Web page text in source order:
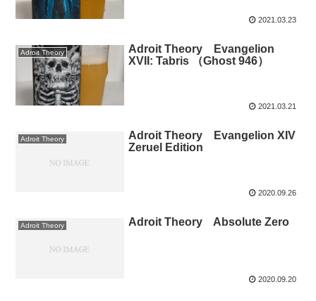
2021.03.23
Adroit Theory
Adroit Theory Evangelion
XVII: Tabris （Ghost 946）
2021.03.21
Adroit Theory
Adroit Theory Evangelion XIV
Zeruel Edition
2020.09.26
Adroit Theory Adroit Theory Absolute Zero
2020.09.20